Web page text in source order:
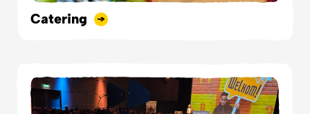
Catering